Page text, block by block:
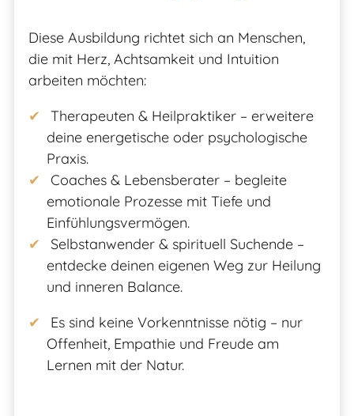
Diese Ausbildung richtet sich an Menschen,
die mit Herz, Achtsamkeit und Intuition
arbeiten möchten:
Therapeuten & Heilpraktiker – erweitere
deine energetische oder psychologische
Praxis.
Coaches & Lebensberater – begleite
emotionale Prozesse mit Tiefe und
Einfühlungsvermögen.
Selbstanwender & spirituell Suchende –
entdecke deinen eigenen Weg zur Heilung
und inneren Balance.
Es sind keine Vorkenntnisse nötig – nur
Offenheit, Empathie und Freude am
Lernen mit der Natur.